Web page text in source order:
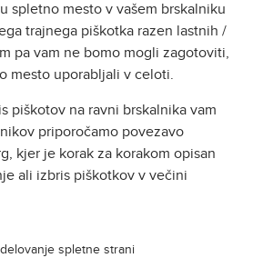
spletno mesto v vašem brskalniku
trajnega piškotka razen lastnih /
pa vam ne bomo mogli zagotoviti,
mesto uporabljali v celoti.
piškotov na ravni brskalnika vam
priporočamo povezavo
kjer je korak za korakom opisan
ali izbris piškotkov v večini
spletne strani